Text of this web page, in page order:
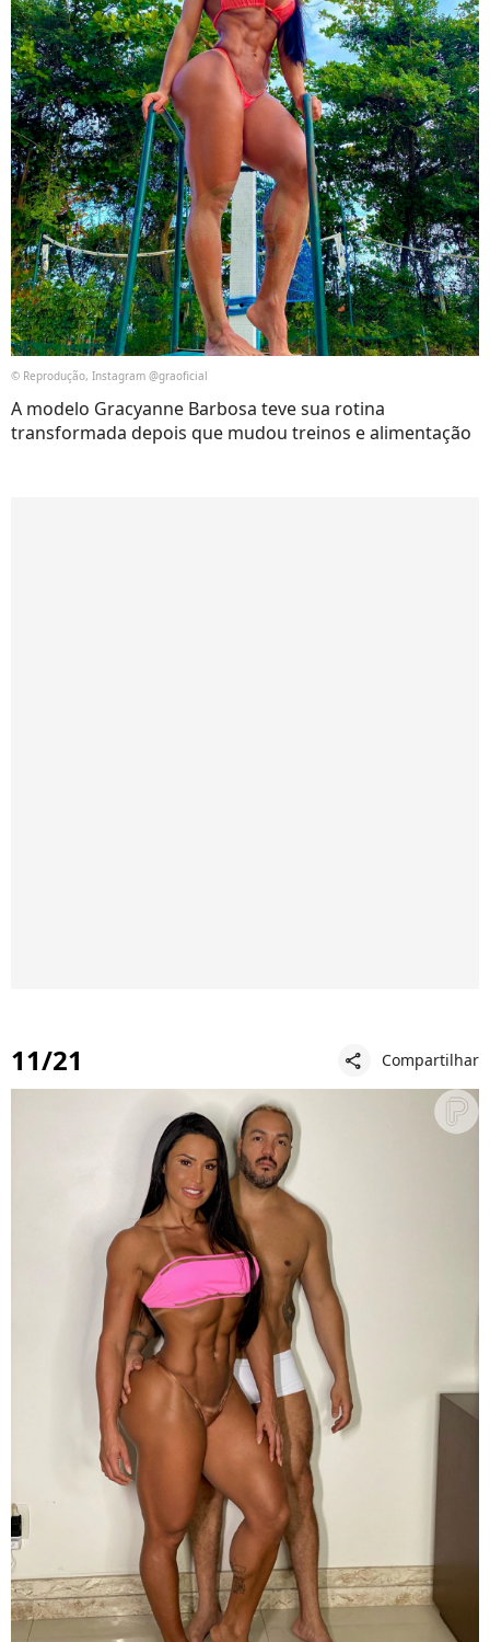
© Reprodução, Instagram @graoficial
A modelo Gracyanne Barbosa teve sua rotina
transformada depois que mudou treinos e alimentação
11/21 share Compartilhar